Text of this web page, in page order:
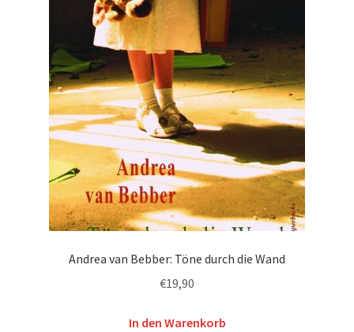
Andrea van Bebber: Töne durch die Wand
€19,90
In den Warenkorb